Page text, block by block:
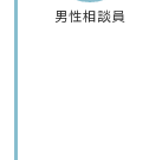
男性相談員